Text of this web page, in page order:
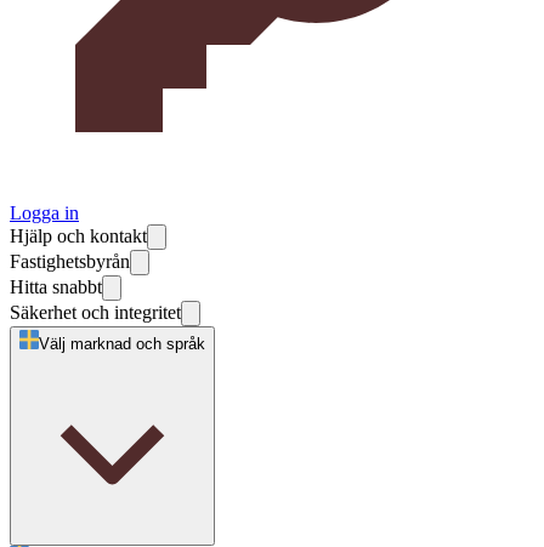
Logga in
Hjälp och kontakt
Fastighetsbyrån
Hitta snabbt
Säkerhet och integritet
Välj marknad och språk